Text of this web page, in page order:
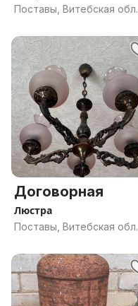
Поставы, Витебская обл.
Договорная
Люстра
Поставы, Витебская обл.